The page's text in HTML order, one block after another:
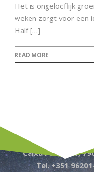
Het is ongelooflijk
weken zorgt voor een
Half […]
READ MORE
Caixa Postal 77,
Tel. +351